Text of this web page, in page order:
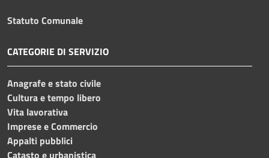
Statuto Comunale
CATEGORIE DI SERVIZIO
Anagrafe e stato civile
Cultura e tempo libero
Vita lavorativa
Imprese e Commercio
Appalti pubblici
Catasto e urbanistica